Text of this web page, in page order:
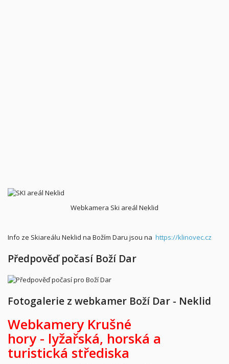
Webkamera Ski areál Neklid
Info ze Skiareálu Neklid na Božím Daru jsou na https://klinovec.cz
Předpověď počasí Boží Dar
Fotogalerie z webkamer Boží Dar - Neklid
Webkamery Krušné
hory - lyžařská, horská a
turistická střediska